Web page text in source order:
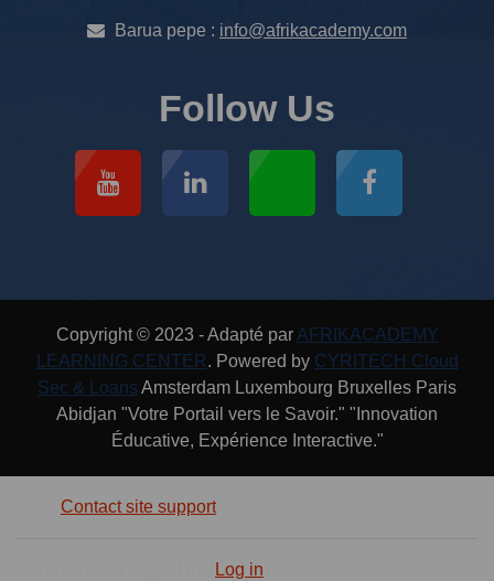
Barua pepe : info@afrikacademy.com
Follow Us
Copyright © 2023 - Adapté par AFRIKACADEMY
LEARNING CENTER. Powered by CYRITECH Cloud
Sec & Loans Amsterdam Luxembourg Bruxelles Paris
Abidjan "Votre Portail vers le Savoir." "Innovation
Éducative, Expérience Interactive."
Contact site support
Log in